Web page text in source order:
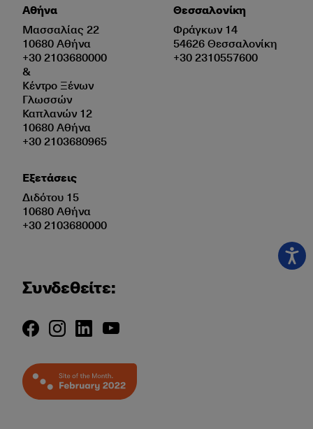
Αθήνα
Μασσαλίας 22
10680 Αθήνα
+30 2103680000
&
Κέντρο Ξένων
Γλωσσών
Καπλανών 12
10680 Αθήνα
+30 2103680965
Εξετάσεις
Διδότου 15
10680 Αθήνα
+30 2103680000
Θεσσαλονίκη
Φράγκων 14
54626 Θεσσαλονίκη
+30 2310557600
Συνδεθείτε: